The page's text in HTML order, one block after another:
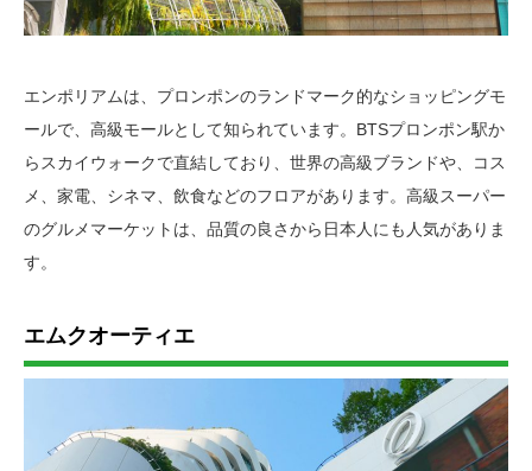
エンポリアムは、プロンポンのランドマーク的なショッピングモ
ールで、高級モールとして知られています。BTSプロンポン駅か
らスカイウォークで直結しており、世界の高級ブランドや、コス
メ、家電、シネマ、飲食などのフロアがあります。高級スーパー
のグルメマーケットは、品質の良さから日本人にも人気がありま
す。
エムクオーティエ